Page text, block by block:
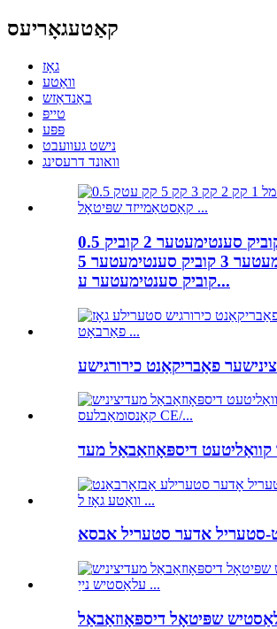
קאַטעגאָריעס
גאָז
וואַטע
באַנדאַזש
טייפּ
פּפּע
נישט געוועבט
וואונד דרעסינג
0.5 מל 1 מל 1 קוביק סענטימעטער 2 קוביק
סענטימעטער 3 קוביק סענטימעטער 5
קוביק סענטימעטער ע...